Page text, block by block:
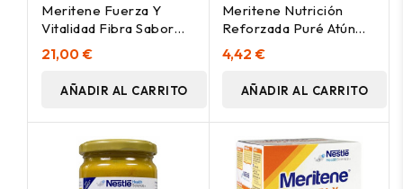
Meritene Fuerza Y
Vitalidad Fibra Sabor
Chocolate Batidos
14Uds
21,00 €
AÑADIR AL CARRITO
Meritene Nutrición
Reforzada Puré Atún
Con Verduras 300G
4,42 €
AÑADIR AL CARRITO